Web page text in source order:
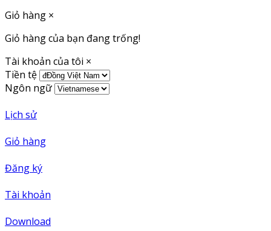
Giỏ hàng ×
Giỏ hàng của bạn đang trống!
Tài khoản của tôi ×
Tiền tệ
Ngôn ngữ
Lịch sử
Giỏ hàng
Đăng ký
Tài khoản
Download